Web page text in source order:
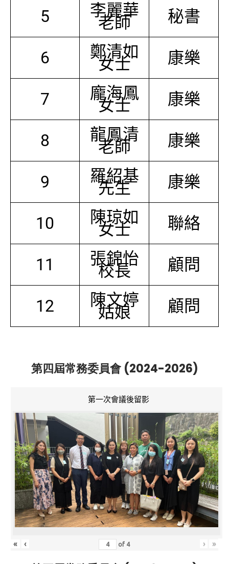
5 李麗華
老師 秘書
6 鄭清如
女士 康樂
7 龐海鳳
女士 康樂
8 龍鳳清
老師 康樂
9 羅紹基
先生 康樂
10 陳琼如
女士 聯絡
11 張錦怡
校長 顧問
12 陳文婷
姑娘 顧問
第四屆常務委員會 (2024-2026)
第一次會議後留影
« ‹ of 4 › »